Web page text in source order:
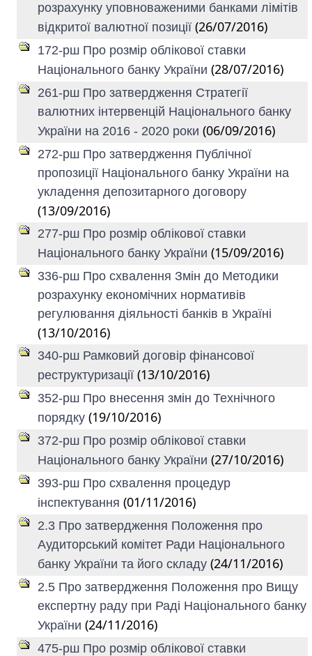
розрахунку уповноваженими банками лімітів
відкритої валютної позиції (26/07/2016)
172-рш Про розмір облікової ставки
Національного банку України (28/07/2016)
261-рш Про затвердження Стратегії
валютних інтервенцій Національного банку
України на 2016 - 2020 роки (06/09/2016)
272-рш Про затвердження Публічної
пропозиції Національного банку України на
укладення депозитарного договору
(13/09/2016)
277-рш Про розмір облікової ставки
Національного банку України (15/09/2016)
336-рш Про схвалення Змін до Методики
розрахунку економічних нормативів
регулювання діяльності банків в Україні
(13/10/2016)
340-рш Рамковий договір фінансової
реструктуризації (13/10/2016)
352-рш Про внесення змін до Технічного
порядку (19/10/2016)
372-рш Про розмір облікової ставки
Національного банку України (27/10/2016)
393-рш Про схвалення процедур
інспектування (01/11/2016)
2.3 Про затвердження Положення про
Аудиторський комітет Ради Національного
банку України та його складу (24/11/2016)
2.5 Про затвердження Положення про Вищу
експертну раду при Раді Національного банку
України (24/11/2016)
475-рш Про розмір облікової ставки